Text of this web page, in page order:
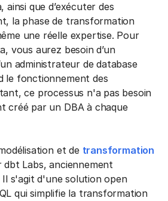
ainsi que d’exécuter des
la phase de transformation
une réelle expertise. Pour
vous aurez besoin d’un
administrateur de database
le fonctionnement des
ce processus n'a pas besoin
créé par un DBA à chaque
et de transformation
Labs, anciennement
s'agit d'une solution open
qui simplifie la transformation